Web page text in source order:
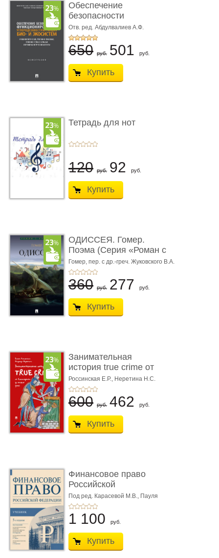
Обеспечение
безопасности
функционирования уг
...
Отв. ред. Абдулвалиев А.Ф.
650 руб. 501 руб.
Купить
Тетрадь для нот
120 руб. 92 руб.
Купить
ОДИССЕЯ. Гомер.
Поэма (Серия «Роман с
книгой»)
Гомер, пер. с др.-греч. Жуковского В.А.
360 руб. 277 руб.
Купить
Занимательная
история true crime от
Гиппократа до � ...
Россинская Е.Р., Неретина Н.С.
600 руб. 462 руб.
Купить
Финансовое право
Российской
Федерации. 5-е изд�
...
Под ред. Карасевой М.В., Пауля
А.Г., Красюкова А.В.
1 100 руб.
Купить